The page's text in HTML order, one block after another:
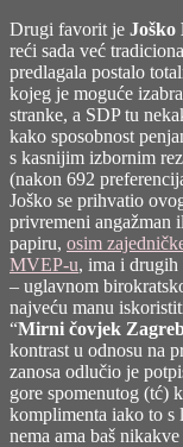
Drugi favorit je Joško
reći sada već
predlagala postalo
kojeg je moguće
stranke, a SDP tu
kako sposobnost
s kasnijim izbornim
(nakon 692
Joško se prihvatio
privremeni angažman
papiru, osim
MVEP-u, ima i drugih
– uglavnom
najveću manu
“Mirni čovjek
kontrast u odnosu na
zanosa odlučio je
gore spomenutog (tć)
komplimenta iako to
nema ama baš nikakve